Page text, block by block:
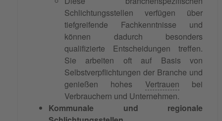
Schlichtungsstellen verfügen über
tiefgreifende Fachkenntnisse und
können dadurch besonders
qualifizierte Entscheidungen treffen.
Sie arbeiten oft auf Basis von
Selbstverpflichtungen der Branche und
genießen hohes Vertrauen bei
Verbrauchern und Unternehmen.
Kommunale und regionale